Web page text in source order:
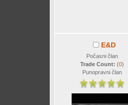
E&D
Počasni član
Trade Count: (0)
Punopravni član